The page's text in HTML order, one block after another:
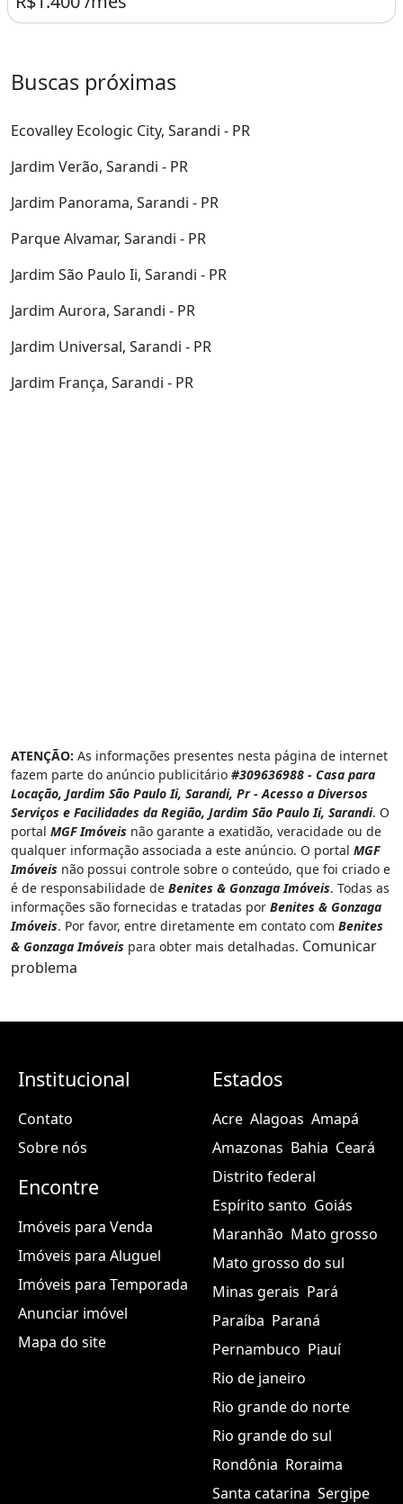
Buscas próximas
Ecovalley Ecologic City, Sarandi - PR
Jardim Verão, Sarandi - PR
Jardim Panorama, Sarandi - PR
Parque Alvamar, Sarandi - PR
Jardim São Paulo Ii, Sarandi - PR
Jardim Aurora, Sarandi - PR
Jardim Universal, Sarandi - PR
Jardim França, Sarandi - PR
ATENÇÃO: As informações presentes nesta página de internet
fazem parte do anúncio publicitário #309636988 - Casa para
Locação, Jardim São Paulo Ii, Sarandi, Pr - Acesso a Diversos
Serviços e Facilidades da Região, Jardim São Paulo Ii, Sarandi. O
portal MGF Imóveis não garante a exatidão, veracidade ou de
qualquer informação associada a este anúncio. O portal MGF
Imóveis não possui controle sobre o conteúdo, que foi criado e
é de responsabilidade de Benites & Gonzaga Imóveis. Todas as
informações são fornecidas e tratadas por Benites & Gonzaga
Imóveis. Por favor, entre diretamente em contato com Benites
& Gonzaga Imóveis para obter mais detalhadas. Comunicar
problema
Institucional
Contato
Sobre nós
Encontre
Imóveis para Venda
Imóveis para Aluguel
Imóveis para Temporada
Anunciar imóvel
Mapa do site
Estados
Acre Alagoas Amapá
Amazonas Bahia Ceará
Distrito federal
Espírito santo Goiás
Maranhão Mato grosso
Mato grosso do sul
Minas gerais Pará
Paraíba Paraná
Pernambuco Piauí
Rio de janeiro
Rio grande do norte
Rio grande do sul
Rondônia Roraima
Santa catarina Sergipe